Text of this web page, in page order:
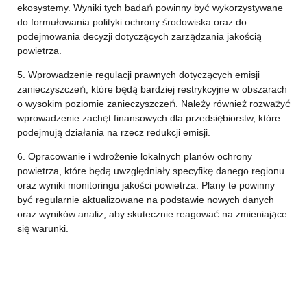
ekosystemy. Wyniki tych badań powinny być wykorzystywane
do formułowania polityki ochrony środowiska oraz do
podejmowania decyzji dotyczących zarządzania jakością
powietrza.
5. Wprowadzenie regulacji prawnych dotyczących emisji
zanieczyszczeń, które będą bardziej restrykcyjne w obszarach
o wysokim poziomie zanieczyszczeń. Należy również rozważyć
wprowadzenie zachęt finansowych dla przedsiębiorstw, które
podejmują działania na rzecz redukcji emisji.
6. Opracowanie i wdrożenie lokalnych planów ochrony
powietrza, które będą uwzględniały specyfikę danego regionu
oraz wyniki monitoringu jakości powietrza. Plany te powinny
być regularnie aktualizowane na podstawie nowych danych
oraz wyników analiz, aby skutecznie reagować na zmieniające
się warunki.